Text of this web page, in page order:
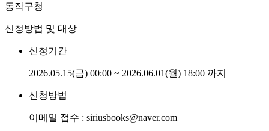
동작구청
신청방법 및 대상
신청기간
2026.05.15(금) 00:00 ~ 2026.06.01(월) 18:00 까지
신청방법
이메일 접수 : siriusbooks@naver.com